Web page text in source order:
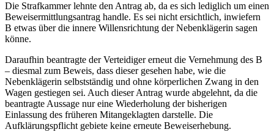
Die Strafkammer lehnte den Antrag ab, da es sich lediglich um einen
Beweisermittlungsantrag handle. Es sei nicht ersichtlich, inwiefern
B etwas über die innere Willensrichtung der Nebenklägerin sagen
könne.
Daraufhin beantragte der Verteidiger erneut die Vernehmung des B
– diesmal zum Beweis, dass dieser gesehen habe, wie die
Nebenklägerin selbstständig und ohne körperlichen Zwang in den
Wagen gestiegen sei. Auch dieser Antrag wurde abgelehnt, da die
beantragte Aussage nur eine Wiederholung der bisherigen
Einlassung des früheren Mitangeklagten darstelle. Die
Aufklärungspflicht gebiete keine erneute Beweiserhebung.